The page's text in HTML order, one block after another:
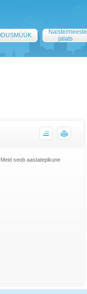
Naiste/meeste
jalats
seob aastatepikune